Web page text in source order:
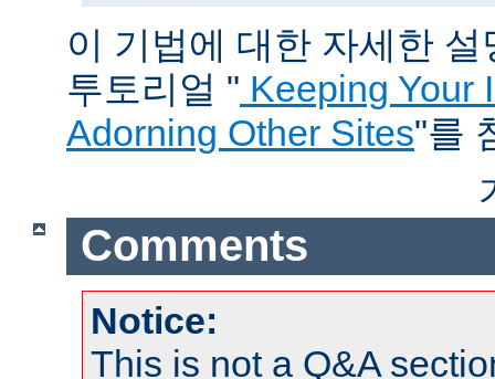
이 기법에 대한 자세한
투토리얼 " Keeping Your
Adorning Other Sites"를
Comments
Notice:
This is not a Q&A